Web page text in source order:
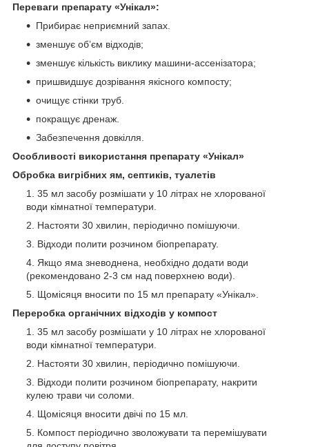
Переваги препарату «Унікал»:
Прибирає неприємний запах.
зменшує об’єм відходів;
зменшує кількість виклику машини-ассенізатора;
пришвидшує дозрівання якісного компосту;
очищує стінки труб.
покращує дренаж.
Забезпечення довкілля.
Особливості використання препарату «Унікал»
Обробка вигрібних ям, септиків, туалетів
35 мл засобу розмішати у 10 літрах не хлорованої
води кімнатної температури.
Настояти 30 хвилин, періодично помішуючи.
Відходи полити розчином біопрепарату.
Якщо яма зневоднена, необхідно додати води
(рекомендовано 2-3 см над поверхнею води).
Щомісяця вносити по 15 мл препарату «Унікал».
Переробка органічних відходів у компост
35 мл засобу розмішати у 10 літрах не хлорованої
води кімнатної температури.
Настояти 30 хвилин, періодично помішуючи.
Відходи полити розчином біопрепарату, накрити
кулею трави чи соломи.
Щомісяця вносити двічі по 15 мл.
Компост періодично зволожувати та перемішувати